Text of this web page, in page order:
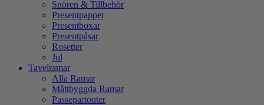
Snören & Tillbehör
Presentpapper
Presentboxar
Presentpåsar
Rosetter
Jul
Tavelramar
Alla Ramar
Måttbyggda Ramar
Passepartouter